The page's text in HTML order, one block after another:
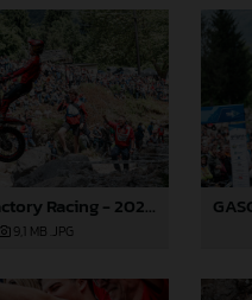
GASGAS Factory Racing - 2024 FIM TrialGP World Championship - Round 3, Italy
9,1 MB .JPG